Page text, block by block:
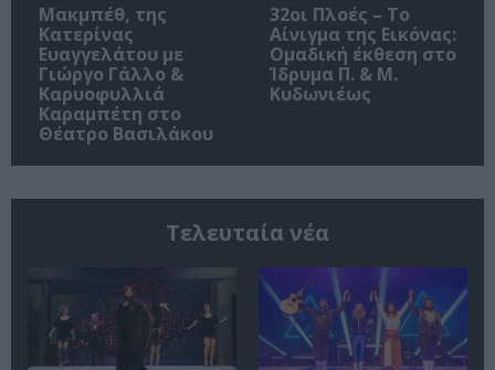
Μακμπέθ, της
Κατερίνας
Ευαγγελάτου με
Γιώργο Γάλλο &
Καρυοφυλλιά
Καραμπέτη στο
Θέατρο Βασιλάκου
32οι Πλοές – Το
Αίνιγμα της Εικόνας:
Ομαδική έκθεση στο
Ίδρυμα Π. & Μ.
Κυδωνιέως
Τελευταία νέα